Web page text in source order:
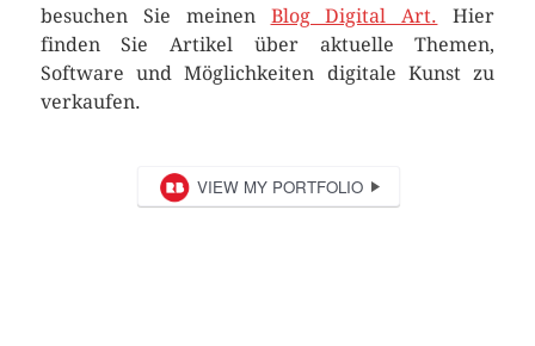
besuchen Sie meinen Blog Digital Art. Hier
finden Sie Artikel über aktuelle Themen,
Software und Möglichkeiten digitale Kunst zu
verkaufen.